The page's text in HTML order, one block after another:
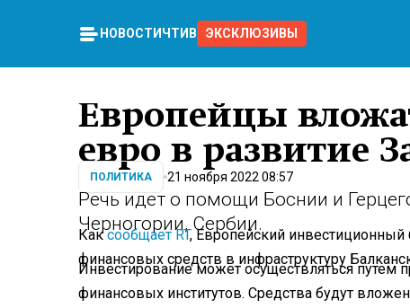
НОВОСТИ ЧТИВО ЭКСКЛЮЗИВЫ
Европейцы
евро в развитие
ПОЛИТИКА 21 ноября 2022 08:57
Речь идет о помощи Боснии и
Черногории, Сербии.
Каксообщает RT, Европейский
финансовых средств в инфраструктуру
Инвестирование может осуществляться путем
финансовых институтов. Средства будут